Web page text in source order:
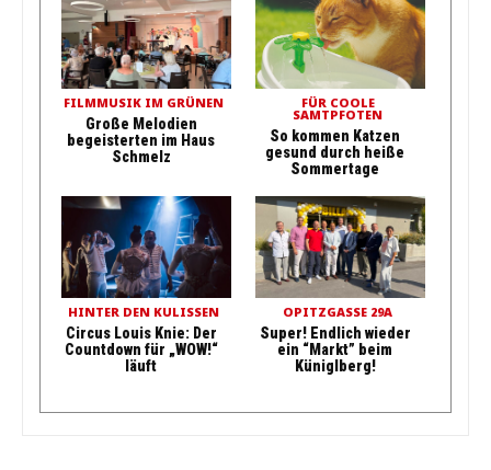
FILMMUSIK IM GRÜNEN
Große Melodien
begeisterten im Haus
Schmelz
FÜR COOLE
SAMTPFOTEN
So kommen Katzen
gesund durch heiße
Sommertage
HINTER DEN KULISSEN
Circus Louis Knie: Der
Countdown für „WOW!“
läuft
OPITZGASSE 29A
Super! Endlich wieder
ein “Markt” beim
Küniglberg!